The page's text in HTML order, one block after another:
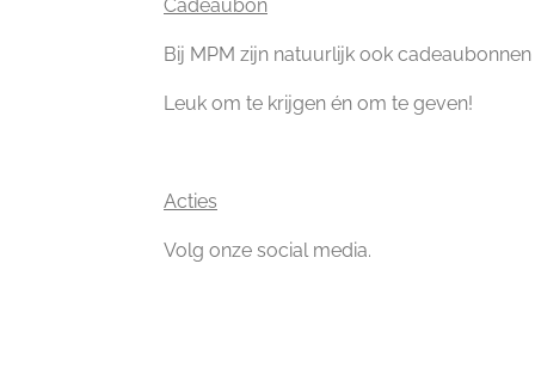
Cadeaubon
Bij MPM zijn natuurlijk ook
Leuk om te krijgen én om te geven!
Acties
Volg onze social media.